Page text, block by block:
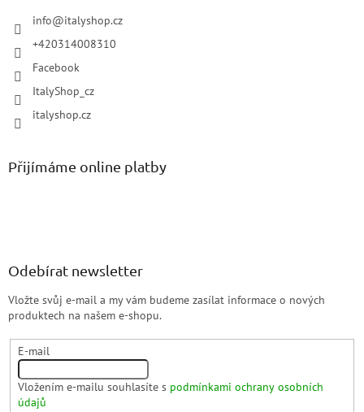
info@italyshop.cz
+420314008310
Facebook
ItalyShop_cz
italyshop.cz
Přijímáme online platby
Odebírat newsletter
Vložte svůj e-mail a my vám budeme zasílat informace o nových
produktech na našem e-shopu.
E-mail
Vložením e-mailu souhlasíte s podmínkami ochrany osobních
údajů